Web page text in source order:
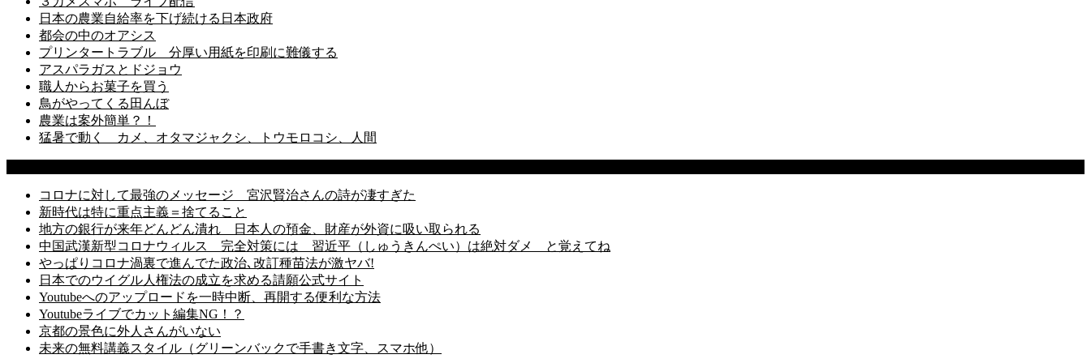
日本の農業自給率を下げ続ける日本政府
都会の中のオアシス
プリンタートラブル 分厚い用紙を印刷に難儀する
アスパラガスとドジョウ
職人からお菓子を買う
鳥がやってくる田んぼ
農業は案外簡単？！
猛暑で動く カメ、オタマジャクシ、トウモロコシ、人間
コロナに対して最強のメッセージ 宮沢賢治さんの詩が凄すぎた
新時代は特に重点主義＝捨てること
地方の銀行が来年どんどん潰れ 日本人の預金、財産が外資に吸い取られる
中国武漢新型コロナウィルス 完全対策には 習近平（しゅうきんぺい）は絶対ダメ と覚えてね
やっぱりコロナ渦裏で進んでた政治､改訂種苗法が激ヤバ!
日本でのウイグル人権法の成立を求める請願公式サイト
Youtubeへのアップロードを一時中断、再開する便利な方法
Youtubeライブでカット編集NG！？
京都の景色に外人さんがいない
未来の無料講義スタイル（グリーンバックで手書き文字、スマホ他）